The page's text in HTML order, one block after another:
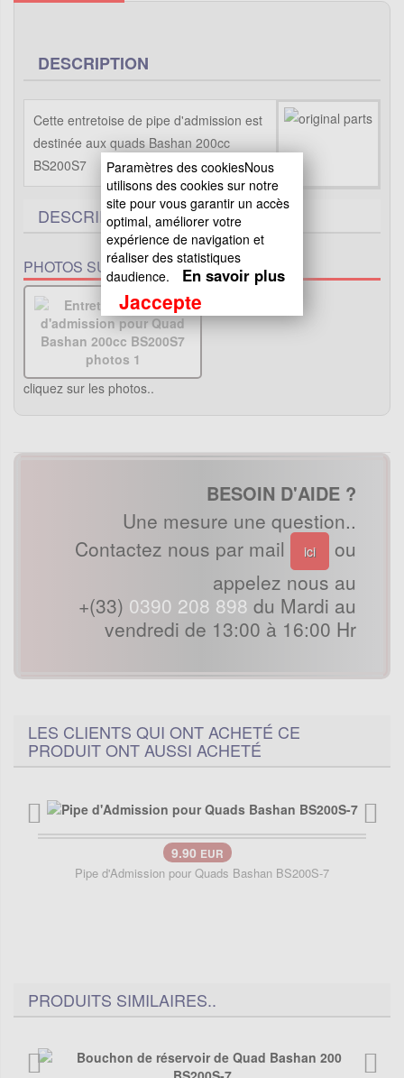
DESCRIPTION
Cette entretoise de pipe d'admission est
destinée aux quads Bashan 200cc
BS200S7
DESCRIPTIF TECHNIQUE1
PHOTOS SUPPLÉMENTAIRES :
cliquez sur les photos..
BESOIN D'AIDE ?
Une mesure une question..
Contactez nous par mail
ici
ou
appelez nous au
+(33) 0390 208 898 du Mardi au
vendredi de 13:00 à 16:00 Hr
LES CLIENTS QUI ONT ACHETÉ CE
PRODUIT ONT AUSSI ACHETÉ
9.90 EUR
Pipe d'Admission pour Quads Bashan BS200S-7
PRODUITS SIMILAIRES..
Paramètres des cookiesNous
utilisons des cookies sur notre
site pour vous garantir un accès
optimal, améliorer votre
expérience de navigation et
réaliser des statistiques
daudience.
En savoir plus
Jaccepte